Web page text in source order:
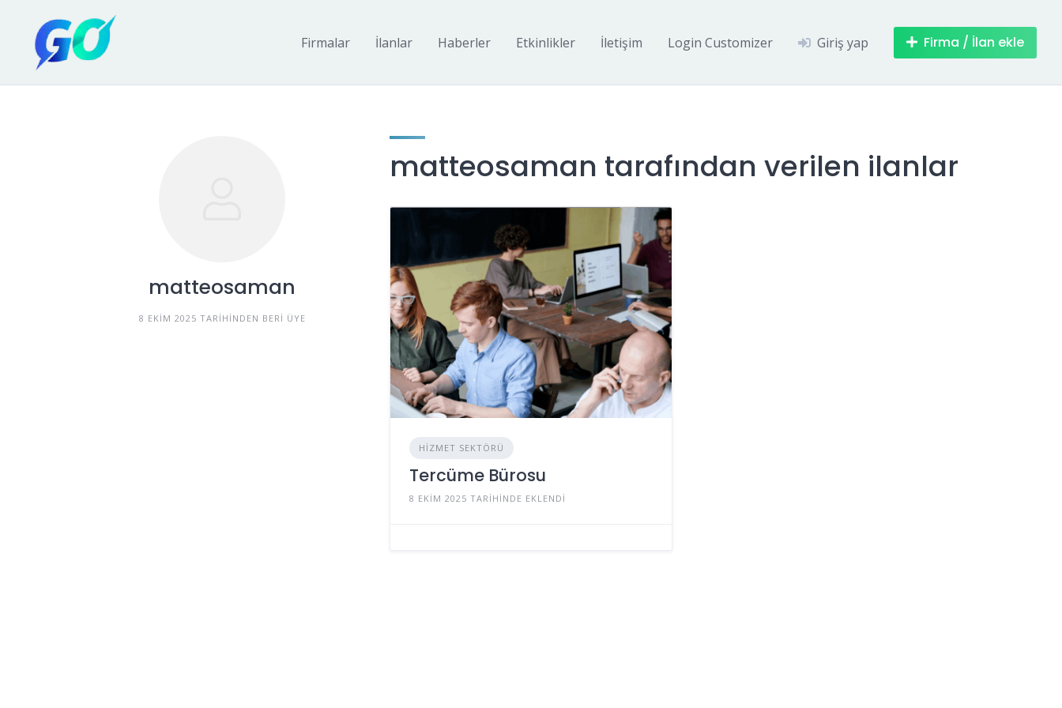
Firmalar İlanlar Haberler Etkinlikler İletişim Login Customizer Giriş yap Firma / İlan ekle
matteosaman
8 EKIM 2025 TARIHINDEN BERI ÜYE
matteosaman tarafından verilen ilanlar
HIZMET SEKTÖRÜ
Tercüme Bürosu
8 EKIM 2025 TARIHINDE EKLENDI